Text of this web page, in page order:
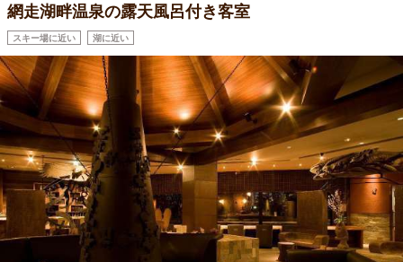
網走湖畔温泉の露天風呂付き客室
スキー場に近い 湖に近い